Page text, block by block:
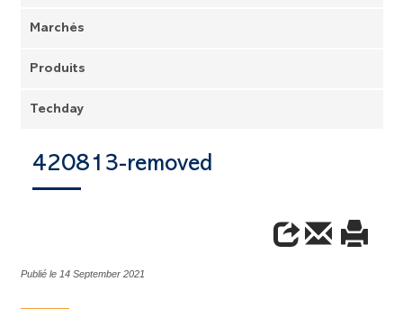
Marchés
Produits
Techday
420813-removed
Publié le 14 September 2021